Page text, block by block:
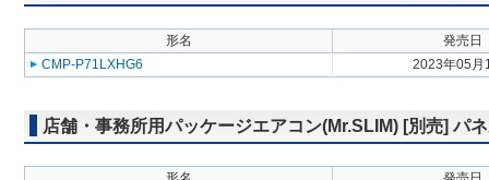
形名
発売日
CMP-P71LXHG6
2023年05月
店舗・事務所用パッケージエアコン(Mr.SLIM) [別売] パ